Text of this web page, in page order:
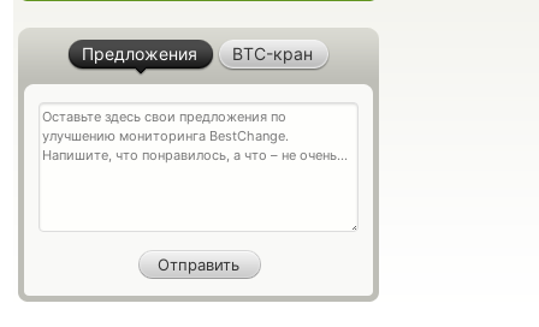
Предложения BTC-кран